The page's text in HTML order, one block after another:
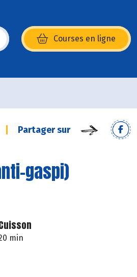
Courses en ligne
fenêtre)
Partager sur
gaspi)
min